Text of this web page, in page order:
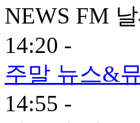
NEWS FM
14:20 -
주말 뉴스&
14:55 -